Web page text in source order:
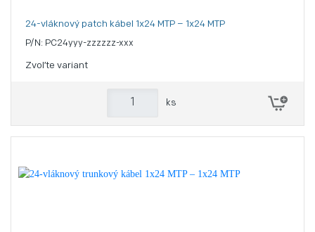
24-vláknový patch kábel 1x24 MTP – 1x24 MTP
P/N: PC24yyy-zzzzzz-xxx
Zvoľte variant
ks